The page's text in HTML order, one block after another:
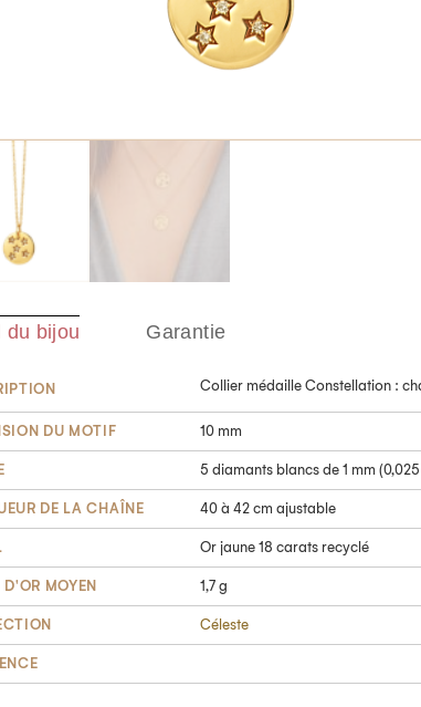
du bijou Garantie
Collier médaille Constellation :
DU MOTIF 10 mm
5 diamants blancs de 1 mm
DE LA CHAÎNE 40 à 42 cm ajustable
Or jaune 18 carats recyclé
D'OR MOYEN 1,7 g
Céleste